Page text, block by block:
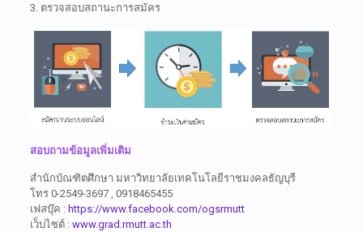
3. ตรวจสอบสถานะการสมัคร
สอบถามข้อมูลเพิ่มเติม
สำนักบัณฑิตศึกษา มหาวิทยาลัยเทคโนโลยีราชมงคลธัญบุรี
โทร 0-2549-3697 , 0918465455
เฟสบุ๊ค : https://www.facebook.com/ogsrmutt
เว็บไซต์ : www.grad.rmutt.ac.th